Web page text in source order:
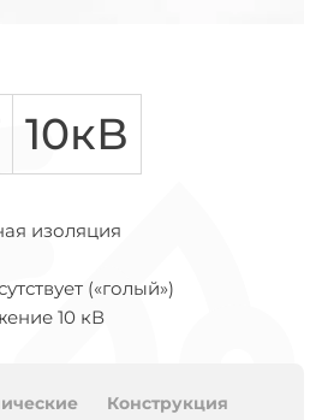
10кВ
изоляция
(«голый»)
10 кВ
Конструкция